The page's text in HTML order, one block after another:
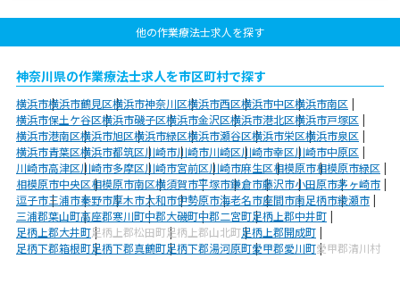
他の作業療法士求人を探す
神奈川県の作業療法士求人を市区町村で探す
横浜市横浜市鶴見区横浜市神奈川区横浜市西区横浜市中区横浜市南区
横浜市保土ケ谷区横浜市磯子区横浜市金沢区横浜市港北区横浜市戸塚区
横浜市港南区横浜市旭区横浜市緑区横浜市瀬谷区横浜市栄区横浜市泉区
横浜市青葉区横浜市都筑区川崎市川崎市川崎区川崎市幸区川崎市中原区
川崎市高津区川崎市多摩区川崎市宮前区川崎市麻生区相模原市相模原市緑区
相模原市中央区相模原市南区横須賀市平塚市鎌倉市藤沢市小田原市茅ヶ崎市
逗子市三浦市秦野市厚木市大和市伊勢原市海老名市座間市南足柄市綾瀬市
三浦郡葉山町高座郡寒川町中郡大磯町中郡二宮町足柄上郡中井町
足柄上郡大井町足柄上郡松田町足柄上郡山北町足柄上郡開成町
足柄下郡箱根町足柄下郡真鶴町足柄下郡湯河原町愛甲郡愛川町愛甲郡清川村